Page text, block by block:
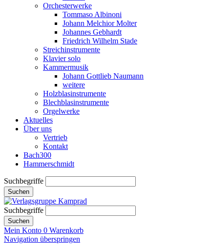
Orchesterwerke
Tommaso Albinoni
Johann Melchior Molter
Johannes Gebhardt
Friedrich Wilhelm Stade
Streichinstrumente
Klavier solo
Kammermusik
Johann Gottlieb Naumann
weitere
Holzblasinstrumente
Blechblasinstrumente
Orgelwerke
Aktuelles
Über uns
Vertrieb
Kontakt
Bach300
Hammerschmidt
Suchbegriffe
Suchen
Suchbegriffe
Suchen
Mein Konto 0 Warenkorb
Navigation überspringen